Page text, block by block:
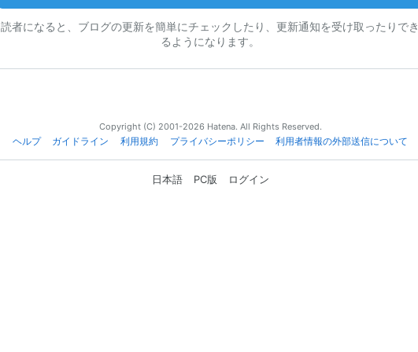
読者になると、ブログの更新を簡単にチェックしたり、更新通知を受け取ったりでき
るようになります。
Copyright (C) 2001-2026 Hatena. All Rights Reserved.
ヘルプ
ガイドライン 利用規約 プライバシーポリシー 利用者情報の外部送信について
日本語 PC版 ログイン